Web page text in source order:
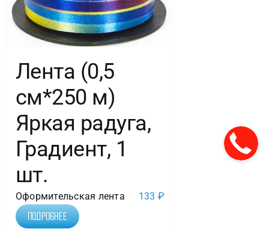
Лента (0,5
см*250 м)
Яркая радуга,
Градиент, 1
шт.
Оформительская лента 133 ₽
Подробнее